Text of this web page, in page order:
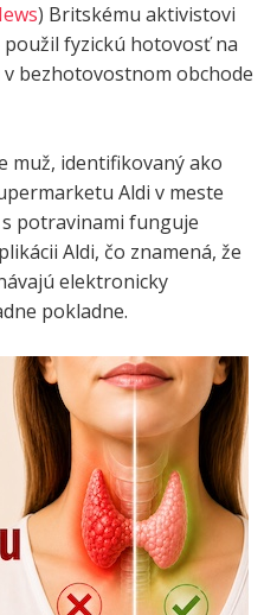
) Britskému aktivistovi
fyzickú hotovosť na
bezhotovostnom obchode
muž, identifikovaný ako
Aldi v meste
potravinami funguje
Aldi, čo znamená, že
elektronicky
pokladne.